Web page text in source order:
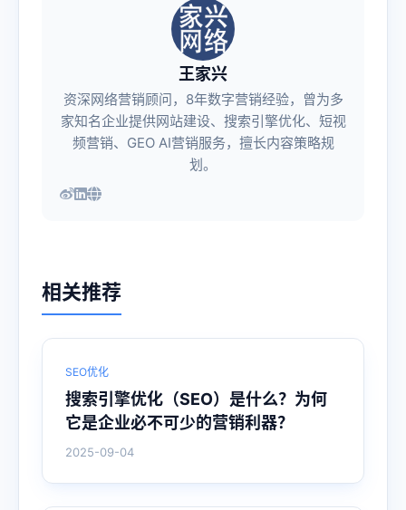
王家兴
资深网络营销顾问，8年数字营销经验，曾为多
家知名企业提供网站建设、搜索引擎优化、短视
频营销、GEO AI营销服务，擅长内容策略规
划。
相关推荐
SEO优化
搜索引擎优化（SEO）是什么？为何
它是企业必不可少的营销利器？
2025-09-04